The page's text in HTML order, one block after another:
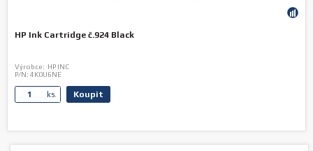
HP Ink Cartridge č.924 Black
Výrobce: HP INC
P/N: 4K0U6NE
ks. Koupit